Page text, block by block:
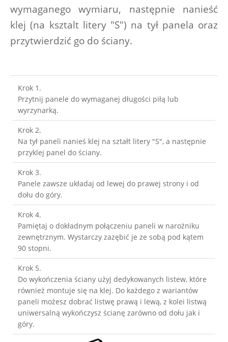
wymaganego wymiaru, następnie nanieść
klej (na ksztalt litery "S") na tył panela oraz
przytwierdzić go do ściany.
Krok 1.
Przytnij panele do wymaganej długości piłą lub
wyrzynarką.
Krok 2.
Na tył paneli nanieś klej na ształt litery "S", a następnie
przyklej panel do ściany.
Krok 3.
Panele zawsze układaj od lewej do prawej strony i od
dołu do góry.
Krok 4.
Pamiętaj o dokładnym połączeniu paneli w narożniku
zewnętrznym. Wystarczy zazębić je ze sobą pod kątem
90 stopni.
Krok 5.
Do wykończenia ściany użyj dedykowanych listew, które
również montuje się na klej. Do każdego z wariantów
paneli możesz dobrać listwę prawą i lewą, z kolei listwą
uniwersalną wykończysz ścianę zarówno od dołu jak i
góry.